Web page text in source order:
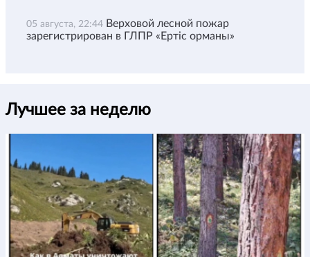
05 августа, 22:44 Верховой лесной пожар
зарегистрирован в ГЛПР «Ертіс орманы»
Лучшее за неделю